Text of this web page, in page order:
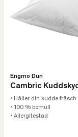
Engmo Dun
Cambric
• Håller din kudde fräsch
• 100 % bomull
• Allergitestad